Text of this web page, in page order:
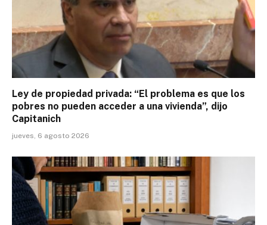
Ley de propiedad privada: “El problema es que los
pobres no pueden acceder a una vivienda”, dijo
Capitanich
jueves, 6 agosto 2026